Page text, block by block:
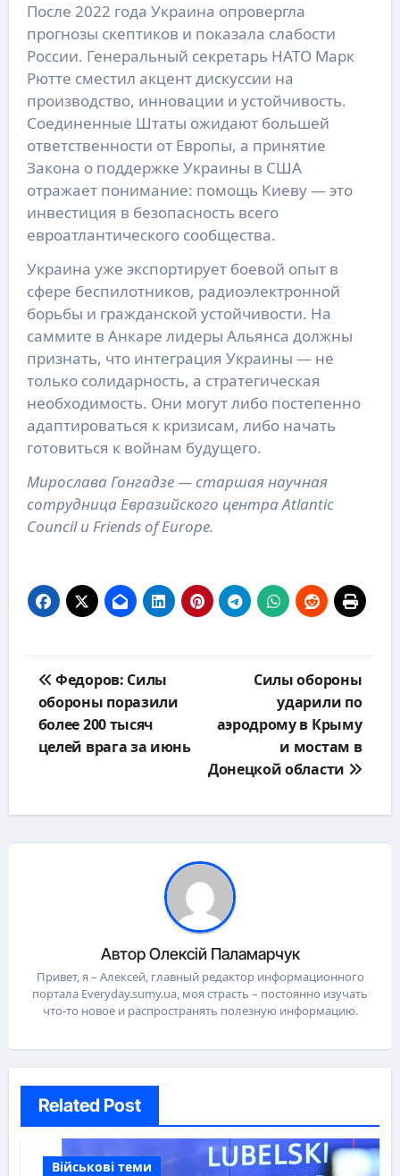
После 2022 года Украина опровергла
прогнозы скептиков и показала слабости
России. Генеральный секретарь НАТО Марк
Рютте сместил акцент дискуссии на
производство, инновации и устойчивость.
Соединенные Штаты ожидают большей
ответственности от Европы, а принятие
Закона о поддержке Украины в США
отражает понимание: помощь Киеву — это
инвестиция в безопасность всего
евроатлантического сообщества.
Украина уже экспортирует боевой опыт в
сфере беспилотников, радиоэлектронной
борьбы и гражданской устойчивости. На
саммите в Анкаре лидеры Альянса должны
признать, что интеграция Украины — не
только солидарность, а стратегическая
необходимость. Они могут либо постепенно
адаптироваться к кризисам, либо начать
готовиться к войнам будущего.
Мирослава Гонгадзе — старшая научная
сотрудница Евразийского центра Atlantic
Council и Friends of Europe.
по
записям
Федоров: Силы
обороны поразили
более 200 тысяч
целей врага за июнь
Силы обороны
ударили по
аэродрому в Крыму
и мостам в
Донецкой области
АвторОлексій Паламарчук
Привет, я – Алексей, главный редактор информационного
портала Everyday.sumy.ua, моя страсть – постоянно изучать
что-то новое и распространять полезную информацию.
Related Post
Військові теми